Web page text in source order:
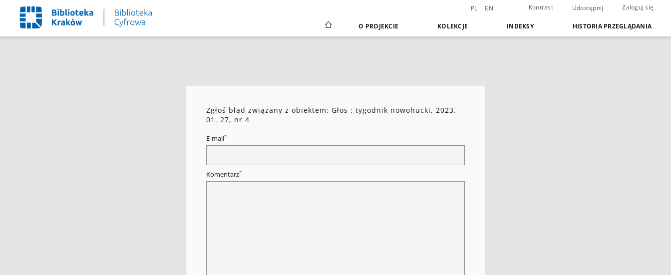
PL EN Kontrast Udostępnij Zaloguj się
O PROJEKCIE KOLEKCJE INDEKSY HISTORIA PRZEGLĄDANIA
Zgłoś błąd związany z obiektem: Głos : tygodnik nowohucki, 2023.
01. 27, nr 4
E-mail*
Komentarz*